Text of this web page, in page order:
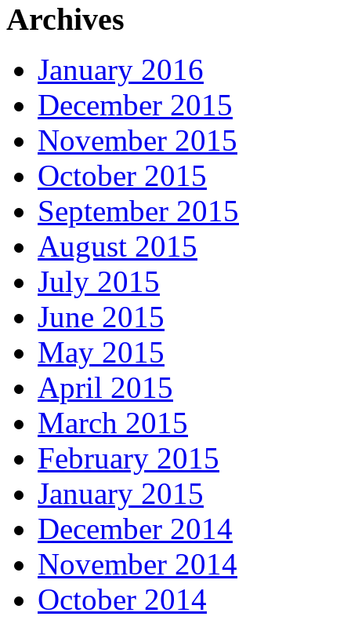
Archives
January 2016
December 2015
November 2015
October 2015
September 2015
August 2015
July 2015
June 2015
May 2015
April 2015
March 2015
February 2015
January 2015
December 2014
November 2014
October 2014